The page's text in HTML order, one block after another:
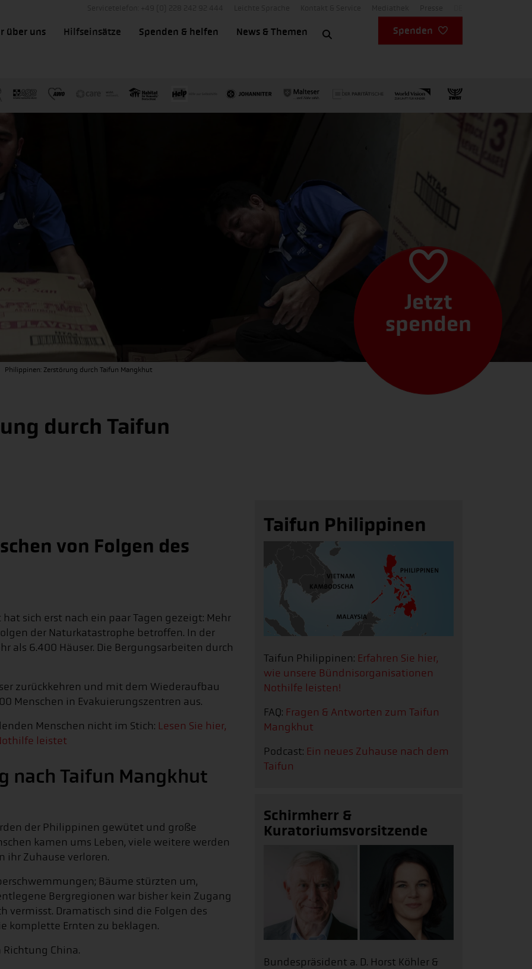
über uns Hilfseinsätze Spenden & helfen News & Themen Spenden
Jetzt
spenden
Philippinen: Zerstörung durch Taifun Mangkhut
durch Taifun
von Folgen des
sich erst nach ein paar Tagen gezeigt: Mehr
der Naturkatastrophe betroffen. In der
als 6.400 Häuser. Die Bergungsarbeiten durch
zurückkehren und mit dem Wiederaufbau
Menschen in Evakuierungszentren aus.
Menschen nicht im Stich: Lesen Sie hier,
leistet
nach Taifun Mangkhut
der Philippinen gewütet und große
kamen ums Leben, viele weitere werden
ihr Zuhause verloren.
Bäume stürzten um,
Bergregionen war bisher kein Zugang
vermisst. Dramatisch sind die Folgen des
komplette Ernten zu beklagen.
China.
Taifun Philippinen
Taifun Philippinen: Erfahren Sie hier,
wie unsere Bündnisorganisationen
Nothilfe leisten!
FAQ: Fragen & Antworten zum Taifun
Mangkhut
Podcast: Ein neues Zuhause nach dem
Taifun
Schirmherr &
Kuratoriumsvorsitzende
Bundespräsident a. D. Horst Köhler &